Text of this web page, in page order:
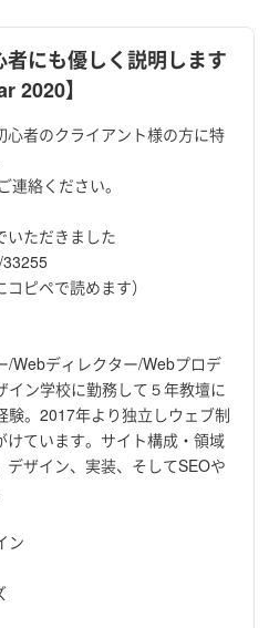
にも優しく説明します
2020】
者のクライアント様の方に特
連絡ください。
いただきました
ピペで読めます）
/Webディレクター/Webプロデ
イン学校に勤務して５年教壇に
験。2017年より独立しウェブ制
ています。サイト構成・領域
ザイン、実装、そしてSEOや
ン